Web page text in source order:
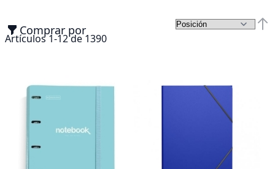
Comprar por
Artículos1-12de1390